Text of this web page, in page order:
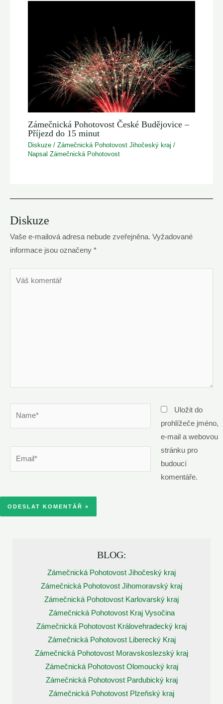
Zámečnická Pohotovost České Budějovice –
Příjezd do 15 minut
Diskuze /Zámečnická Pohotovost Jihočeský kraj /
NapsalZámečnická Pohotovost
Diskuze
Vaše e-mailová adresa nebude zveřejněna. Vyžadované
informace jsou označeny *
Uložit do
prohlížeče jméno,
e-mail a webovou
stránku pro
budoucí
komentáře.
BLOG:
Zámečnická Pohotovost Jihočeský kraj
Zámečnická Pohotovost Jihomoravský kraj
Zámečnická Pohotovost Karlovarský kraj
Zámečnická Pohotovost Kraj Vysočina
Zámečnická Pohotovost Královehradecký kraj
Zámečnická Pohotovost Liberecký Kraj
Zámečnická Pohotovost Moravskoslezský kraj
Zámečnická Pohotovost Olomoucký kraj
Zámečnická Pohotovost Pardubický kraj
Zámečnická Pohotovost Plzeňský kraj